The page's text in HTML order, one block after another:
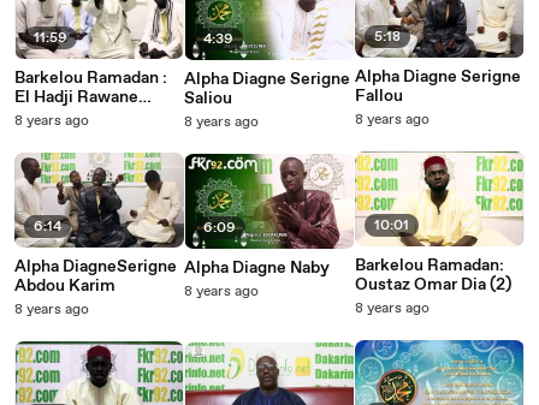
11:59
Barkelou Ramadan :
El Hadji Rawane
Diagne 2
8 years ago
6:14
Alpha DiagneSerigne
Abdou Karim
8 years ago
4:39
Alpha Diagne Serigne
Saliou
8 years ago
6:09
Alpha Diagne Naby
8 years ago
5:18
Alpha Diagne Serigne
Fallou
8 years ago
10:01
Barkelou Ramadan:
Oustaz Omar Dia (2)
8 years ago